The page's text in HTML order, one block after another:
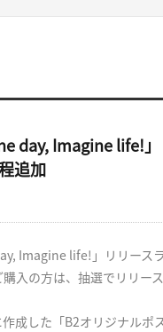
day, Imagine life!
追加
Imagine life!」リリース
入の方は、抽選でリリー
成した「B2オリジナルポ